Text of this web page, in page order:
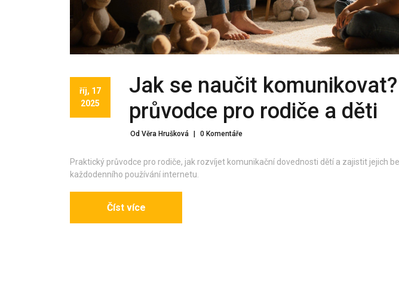
říj, 17
2025
Jak se naučit
průvodce pro rodiče a děti
Od Věra Hrušková | 0 Komentáře
Praktický průvodce pro rodiče, jak rozvíjet komunikační dovednosti dětí a zajistit jejich
každodenního používání internetu.
Číst více